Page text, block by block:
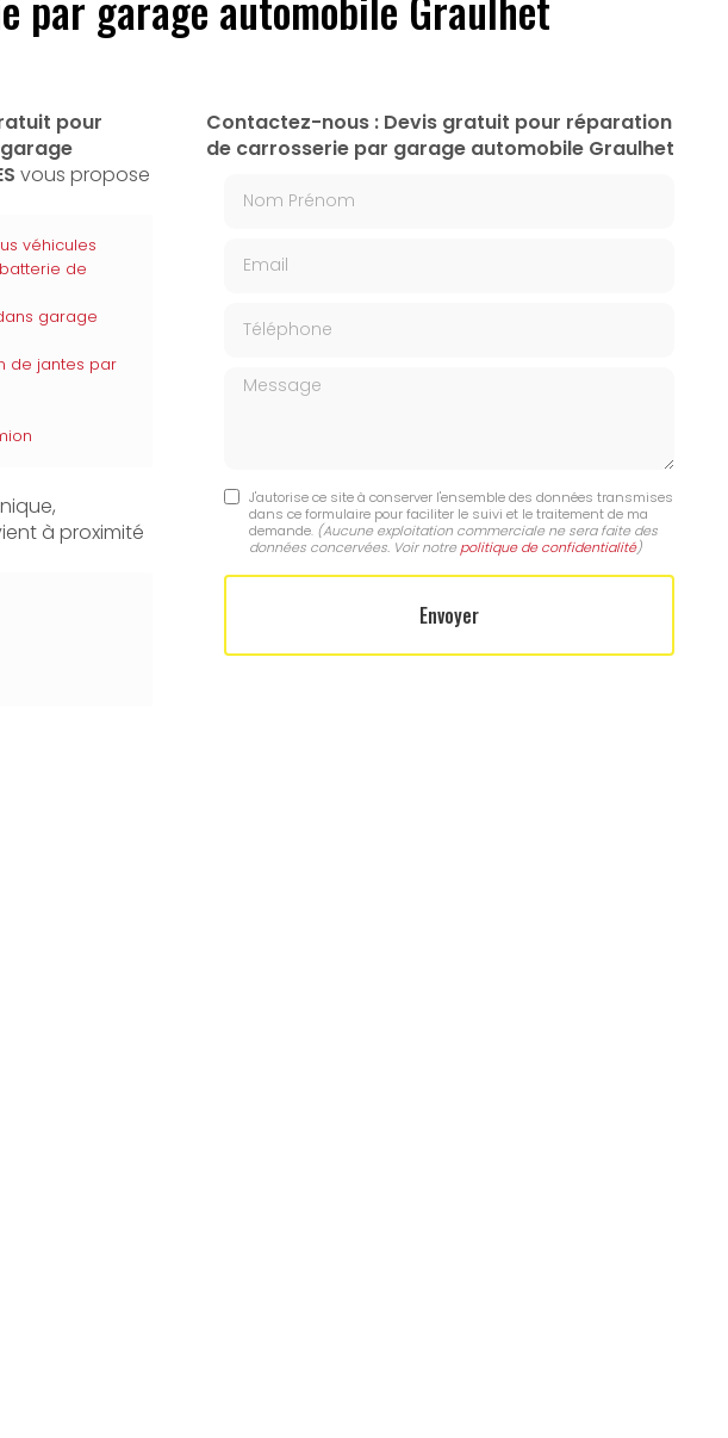
pour
vous propose
véhicules
de
garage
de jantes par
à proximité
Contactez-nous : Devis gratuit pour réparation
de carrosserie par garage automobile Graulhet
Message
J'autorise ce site à conserver l'ensemble des données transmises
dans ce formulaire pour faciliter le suivi et le traitement de ma
demande. (Aucune exploitation commerciale ne sera faite des
données concervées. Voir notre politique de confidentialité)